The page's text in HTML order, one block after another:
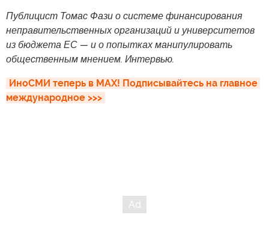
Публицист Томас Фази о системе финансирования
неправительственных организаций и университетов
из бюджета ЕС — и о попытках манипулировать
общественным мнением. Интервью.
ИноСМИ теперь в MAX! Подписывайтесь на главное
международное >>>